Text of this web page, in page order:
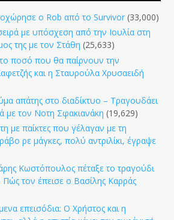
ο Rob από το Survivor (33,000)
με υπόσχεση από την Ιουλία στη
της με τον Στάθη (25,633)
ποσό που θα παίρνουν την
και η Σταυρούλα Χρυσαειδή
απάτης στο διαδίκτυο – Τραγουδάει
με τον Νοτη Σφακιανάκη (19,629)
με παίκτες που γέλαγαν με τη
ρε μάγκες, πολύ αντριλίκι, έγραψε
Κωστόπουλος πέταξε το τραγούδι
Πώς τον έπεισε ο Βασίλης Καρράς
επεισόδια: Ο Χρήστος και η